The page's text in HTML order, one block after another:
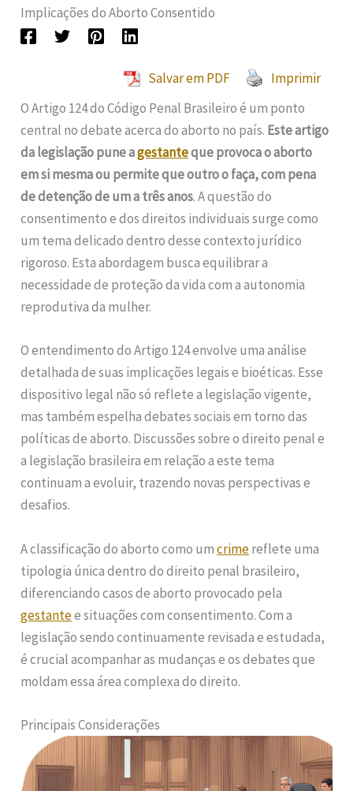
Implicações do Aborto Consentido
Salvar em PDF
Imprimir
O Artigo 124 do Código Penal Brasileiro é um ponto
central no debate acerca do aborto no país. Este artigo
da legislação pune agestanteque provoca o aborto
em si mesma ou permite que outro o faça, com pena
de detenção de um a três anos. A questão do
consentimento e dos direitos individuais surge como
um tema delicado dentro desse contexto jurídico
rigoroso. Esta abordagem busca equilibrar a
necessidade de proteção da vida com a autonomia
reprodutiva da mulher.
O entendimento do Artigo 124 envolve uma análise
detalhada de suas implicações legais e bioéticas. Esse
dispositivo legal não só reflete a legislação vigente,
mas também espelha debates sociais em torno das
políticas de aborto. Discussões sobre o direito penal e
a legislação brasileira em relação a este tema
continuam a evoluir, trazendo novas perspectivas e
desafios.
A classificação do aborto como umcrimereflete uma
tipologia única dentro do direito penal brasileiro,
diferenciando casos de aborto provocado pela
gestantee situações com consentimento. Com a
legislação sendo continuamente revisada e estudada,
é crucial acompanhar as mudanças e os debates que
moldam essa área complexa do direito.
Principais Considerações